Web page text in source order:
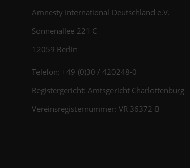
Amnesty International Deutschland e.V.
Sonnenallee 221 C
12059 Berlin
Telefon: +49 (0)30 / 420248-0
Registergericht: Amtsgericht Charlottenburg
Vereinsregisternummer: VR 36372 B